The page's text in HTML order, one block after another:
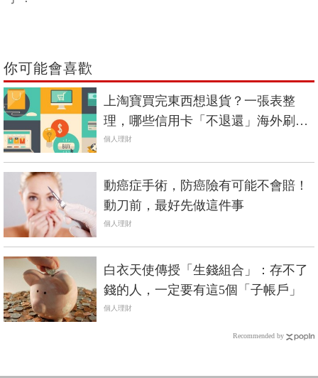
你可能會喜歡
上淘寶買完東西想退貨？一張表整
理，哪些信用卡「不退還」海外刷卡
手續費
個人理財
動癌症手術，防癌險有可能不會賠！
動刀前，最好先做這件事
個人理財
白衣天使傳授「生錢組合」：存不了
錢的人，一定要有這5個「子帳戶」
個人理財
Recommended by